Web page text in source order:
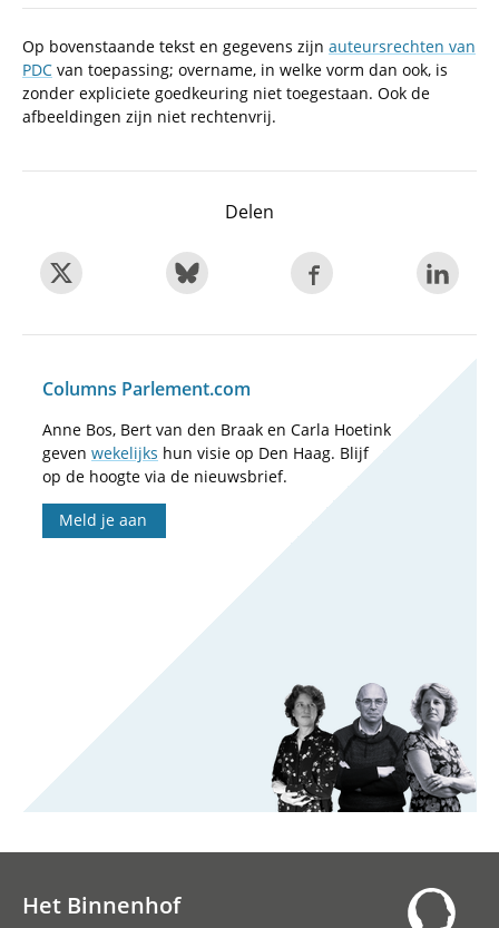
Op bovenstaande tekst en gegevens zijn auteursrechten van
PDC van toepassing; overname, in welke vorm dan ook, is
zonder expliciete goedkeuring niet toegestaan. Ook de
afbeeldingen zijn niet rechtenvrij.
Delen
Columns Parlement.com
Anne Bos, Bert van den Braak en Carla Hoetink
geven wekelijks hun visie op Den Haag. Blijf
op de hoogte via de nieuwsbrief.
Meld je aan
Het Binnenhof